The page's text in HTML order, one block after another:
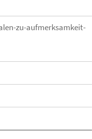
zu-aufmerksamkeit-